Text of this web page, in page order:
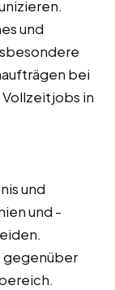
und
bei
in
und
und -
gegenüber